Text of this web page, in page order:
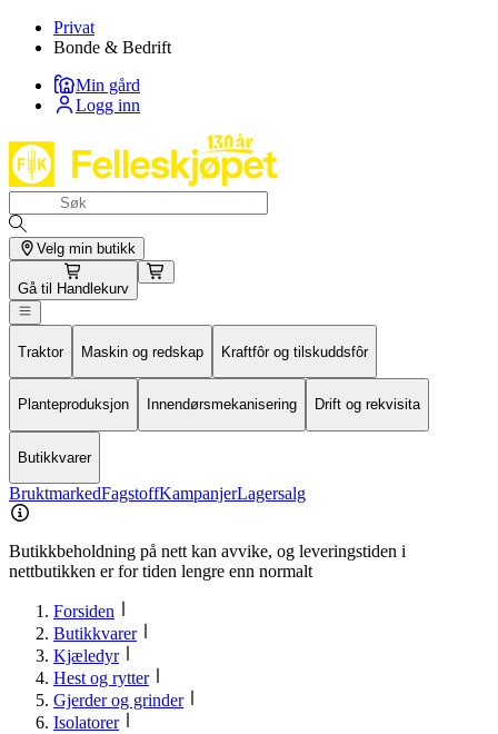
Privat
Bonde & Bedrift
Min gård
Logg inn
Velg min butikk
Gå til Handlekurv
Traktor Maskin og redskap Kraftfôr og tilskuddsfôr
Planteproduksjon Innendørsmekanisering Drift og rekvisita
Butikkvarer
BruktmarkedFagstoffKampanjerLagersalg
Butikkbeholdning på nett kan avvike, og leveringstiden i
nettbutikken er for tiden lengre enn normalt
Forsiden
Butikkvarer
Kjæledyr
Hest og rytter
Gjerder og grinder
Isolatorer